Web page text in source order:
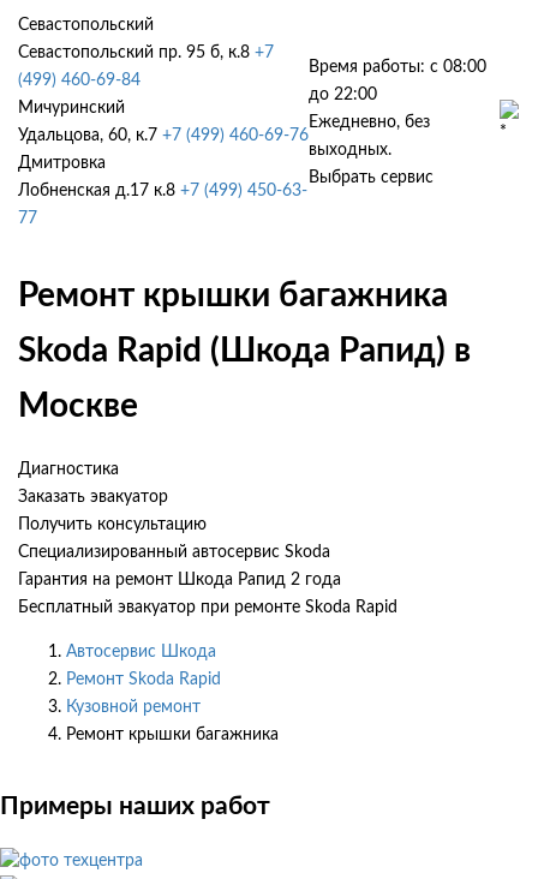
Севастопольский
Севастопольский пр. 95 б, к.8 +7
(499) 460-69-84
Мичуринский
Удальцова, 60, к.7 +7 (499) 460-69-76
Дмитровка
Лобненская д.17 к.8 +7 (499) 450-63-
77
Время работы: с 08:00
до 22:00
Ежедневно, без
выходных.
Выбрать сервис
Ремонт крышки багажника
Skoda Rapid (Шкода Рапид) в
Москве
Диагностика
Заказать эвакуатор
Получить консультацию
Специализированный автосервис Skoda
Гарантия на ремонт Шкода Рапид 2 года
Бесплатный эвакуатор при ремонте Skoda Rapid
Автосервис Шкода
Ремонт Skoda Rapid
Кузовной ремонт
Ремонт крышки багажника
Примеры наших работ